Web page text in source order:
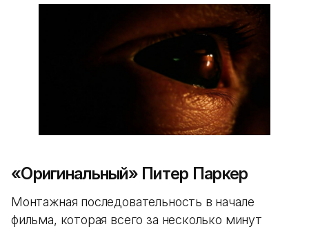
«Оригинальный» Питер Паркер
Монтажная последовательность в начале
фильма, которая всего за несколько минут